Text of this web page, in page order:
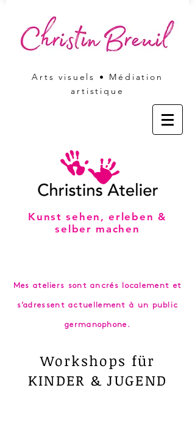
Arts visuels • Médiation
artistique
Kunst sehen, erleben &
selber machen
Mes ateliers sont ancrés localement et
s’adressent actuellement à un public
germanophone.
Workshops für
KINDER & JUGEND